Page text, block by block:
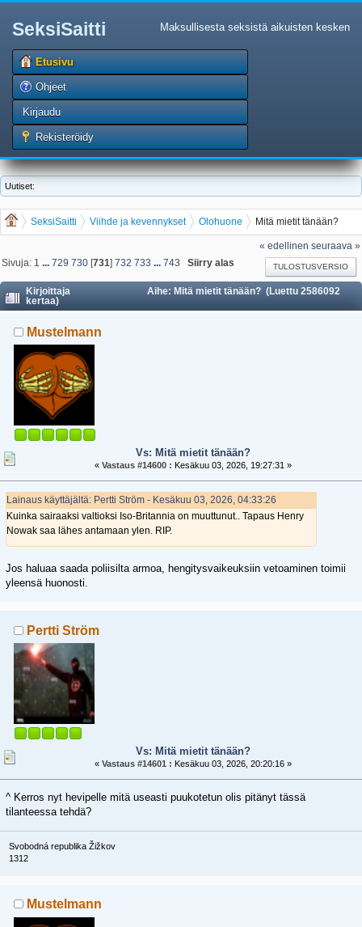
SeksiSaitti Maksullisesta seksistä aikuisten kesken
Etusivu
Ohjeet
Kirjaudu
Rekisteröidy
Uutiset:
SeksiSaitti Viihde ja kevennykset Olohuone Mitä mietit tänään?
« edellinen seuraava »
TULOSTUSVERSIO
Sivuja: 1 ...729 730 [731]732 733 ...743 Siirry alas
Kirjoittaja
Aihe: Mitä mietit tänään? (Luettu 2586092
kertaa)
Mustelmann
Vs: Mitä mietit tänään?
«Vastaus #14600 : Kesäkuu 03, 2026, 19:27:31 »
Lainaus käyttäjältä: Pertti Ström - Kesäkuu 03, 2026, 04:33:26
Kuinka sairaaksi valtioksi Iso-Britannia on muuttunut.. Tapaus Henry
Nowak saa lähes antamaan ylen. RIP.
Jos haluaa saada poliisilta armoa, hengitysvaikeuksiin vetoaminen toimii
yleensä huonosti.
Pertti Ström
Vs: Mitä mietit tänään?
«Vastaus #14601 : Kesäkuu 03, 2026, 20:20:16 »
^ Kerros nyt hevipelle mitä useasti puukotetun olis pitänyt tässä
tilanteessa tehdä?
Svobodná republika Žižkov
1312
Mustelmann